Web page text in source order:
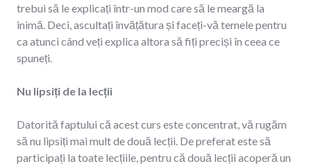
trebui să le explicați într-un mod care să le meargă la
inimă. Deci, ascultați învățătura și faceți-vă temele pentru
ca atunci când veți explica altora să fiți preciși în ceea ce
spuneți.
Nu lipsiți de la lecții
Datorită faptului că acest curs este concentrat, vă rugăm
să nu lipsiți mai mult de două lecții. De preferat este să
participați la toate lecțiile, pentru că două lecții acoperă un